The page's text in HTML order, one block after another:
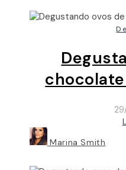
Marina Smith